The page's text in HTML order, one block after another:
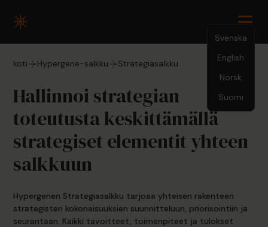
Svenska
English
Norsk
Suomi
koti Hypergene-salkku Strategiasalkku
Hallinnoi strategian
toteutusta keskittämällä
strategiset elementit yhteen
salkkuun
Hypergenen Strategiasalkku tarjoaa yhteisen rakenteen
strategisten kokonaisuuksien suunnitteluun, priorisointiin ja
seurantaan. Kaikki tavoitteet, toimenpiteet ja tulokset